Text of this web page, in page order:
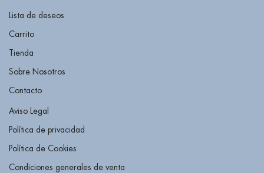
Lista de deseos
Carrito
Tienda
Sobre Nosotros
Contacto
Aviso Legal
Política de privacidad
Política de Cookies
Condiciones generales de venta